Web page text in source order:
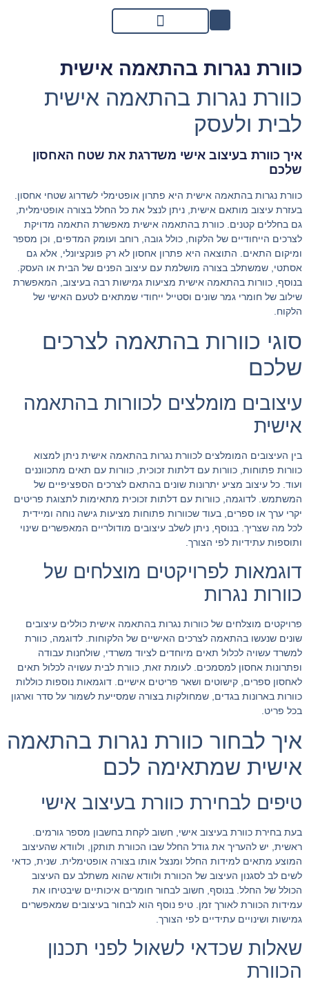
כוורת נגרות בהתאמה אישית
כוורת נגרות בהתאמה אישית
לבית ולעסק
איך כוורת בעיצוב אישי משדרגת את שטח האחסון
שלכם
כוורת נגרות בהתאמה אישית היא פתרון אופטימלי לשדרוג שטחי אחסון.
בעזרת עיצוב מותאם אישית, ניתן לנצל את כל החלל בצורה אופטימלית,
גם בחללים קטנים. כוורת בהתאמה אישית מאפשרת התאמה מדויקת
לצרכים הייחודיים של הלקוח, כולל גובה, רוחב ועומק המדפים, וכן מספר
ומיקום התאים. התוצאה היא פתרון אחסון לא רק פונקציונלי, אלא גם
אסתטי, שמשתלב בצורה מושלמת עם עיצוב הפנים של הבית או העסק.
בנוסף, כוורות בהתאמה אישית מציעות גמישות רבה בעיצוב, המאפשרת
שילוב של חומרי גמר שונים וסטייל ייחודי שמתאים לטעם האישי של
הלקוח.
סוגי כוורות בהתאמה לצרכים
שלכם
עיצובים מומלצים לכוורות בהתאמה
אישית
בין העיצובים המומלצים לכוורת נגרות בהתאמה אישית ניתן למצוא
כוורות פתוחות, כוורות עם דלתות זכוכית, כוורות עם תאים מתכווננים
ועוד. כל עיצוב מציע יתרונות שונים בהתאם לצרכים הספציפיים של
המשתמש. לדוגמה, כוורות עם דלתות זכוכית מתאימות לתצוגת פריטים
יקרי ערך או ספרים, בעוד שכוורות פתוחות מציעות גישה נוחה ומיידית
לכל מה שצריך. בנוסף, ניתן לשלב עיצובים מודולריים המאפשרים שינוי
ותוספות עתידיות לפי הצורך.
דוגמאות לפרויקטים מוצלחים של
כוורות נגרות
פרויקטים מוצלחים של כוורות נגרות בהתאמה אישית כוללים עיצובים
שונים שנעשו בהתאמה לצרכים האישיים של הלקוחות. לדוגמה, כוורת
למשרד עשויה לכלול תאים מיוחדים לציוד משרדי, שולחנות עבודה
ופתרונות אחסון למסמכים. לעומת זאת, כוורת לבית עשויה לכלול תאים
לאחסון ספרים, קישוטים ושאר פריטים אישיים. דוגמאות נוספות כוללות
כוורות בארונות בגדים, שמחולקות בצורה שמסייעת לשמור על סדר וארגון
בכל פריט.
איך לבחור כוורת נגרות בהתאמה
אישית שמתאימה לכם
טיפים לבחירת כוורת בעיצוב אישי
בעת בחירת כוורת בעיצוב אישי, חשוב לקחת בחשבון מספר גורמים.
ראשית, יש להעריך את גודל החלל שבו הכוורת תותקן, ולוודא שהעיצוב
המוצע מתאים למידות החלל ומנצל אותו בצורה אופטימלית. שנית, כדאי
לשים לב לסגנון העיצוב של הכוורת ולוודא שהוא משתלב עם העיצוב
הכולל של החלל. בנוסף, חשוב לבחור חומרים איכותיים שיבטיחו את
עמידות הכוורת לאורך זמן. טיפ נוסף הוא לבחור בעיצובים שמאפשרים
גמישות ושינויים עתידיים לפי הצורך.
שאלות שכדאי לשאול לפני תכנון
הכוורת